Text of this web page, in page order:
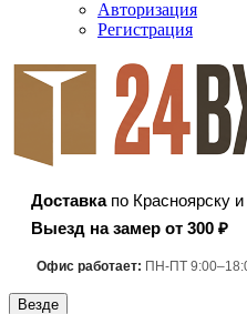
Авторизация
Регистрация
Доставкапо Красноярску и
Выезд на замер от 300 ₽
Офис работает: ПН-ПТ
Везде